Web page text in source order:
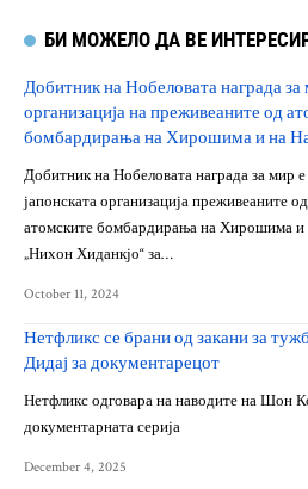
БИ МОЖЕЛО ДА ВЕ
Добитник на Нобеловата награда за
организација на преживеаните од
бомбардирања на Хирошима и на
Добитник на Нобеловата награда за мир е
јапонската организација преживеаните од
атомските бомбардирања на Хирошима и
„Нихон Хиданкјо“ за…
October 11, 2024
Нетфликс се брани од закани за
Дидај за документарецот
Нетфликс одговара на наводите на Шон
документарната серија
December 4, 2025